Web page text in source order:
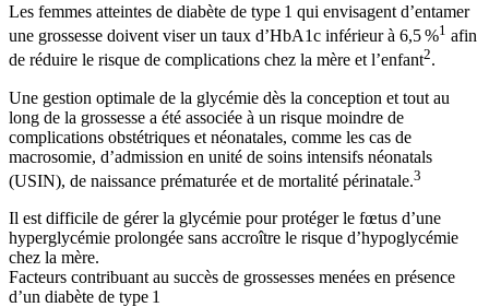
Les femmes atteintes de diabète de type 1 qui envisagent d’entamer
une grossesse doivent viser un taux d’HbA1c inférieur à 6,5 %1 afin
de réduire le risque de complications chez la mère et l’enfant2.
Une gestion optimale de la glycémie dès la conception et tout au
long de la grossesse a été associée à un risque moindre de
complications obstétriques et néonatales, comme les cas de
macrosomie, d’admission en unité de soins intensifs néonatals
(USIN), de naissance prématurée et de mortalité périnatale.3
Il est difficile de gérer la glycémie pour protéger le fœtus d’une
hyperglycémie prolongée sans accroître le risque d’hypoglycémie
chez la mère.
Facteurs contribuant au succès de grossesses menées en présence
d’un diabète de type 1